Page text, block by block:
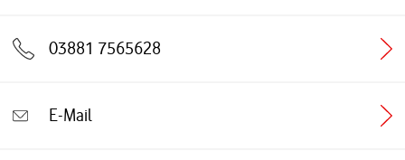
03881 7565628
E-Mail